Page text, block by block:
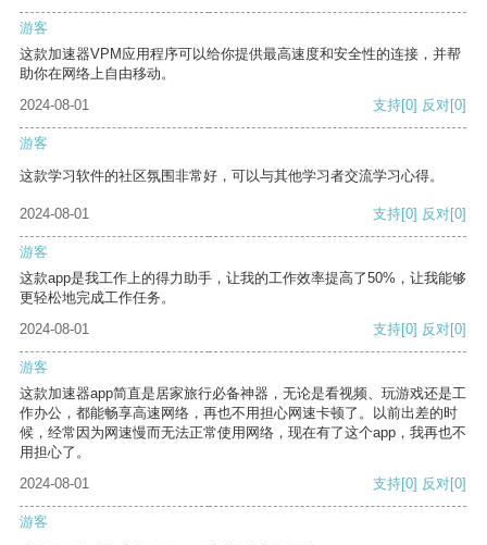
游客
这款加速器VPM应用程序可以给你提供最高速度和安全性的连接，并帮
助你在网络上自由移动。
2024-08-01
支持[0] 反对[0]
游客
这款学习软件的社区氛围非常好，可以与其他学习者交流学习心得。
2024-08-01 支持[0] 反对[0]
游客
这款app是我工作上的得力助手，让我的工作效率提高了50%，让我能够
更轻松地完成工作任务。
2024-08-01
支持[0] 反对[0]
游客
这款加速器app简直是居家旅行必备神器，无论是看视频、玩游戏还是工
作办公，都能畅享高速网络，再也不用担心网速卡顿了。以前出差的时
候，经常因为网速慢而无法正常使用网络，现在有了这个app，我再也不
用担心了。
2024-08-01
支持[0] 反对[0]
游客